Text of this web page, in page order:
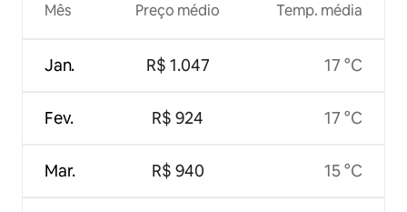
Mês
Jan.
Fev.
Mar.
Preço médio
R$ 1.047
R$ 924
R$ 940
Temp. média
17 °C
17 °C
15 °C